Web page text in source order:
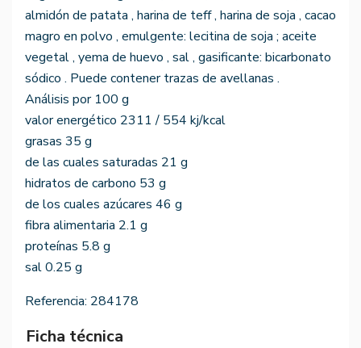
almidón de patata , harina de teff , harina de soja , cacao
magro en polvo , emulgente: lecitina de soja ; aceite
vegetal , yema de huevo , sal , gasificante: bicarbonato
sódico . Puede contener trazas de avellanas .
Análisis por 100 g
valor energético 2311 / 554 kj/kcal
grasas 35 g
de las cuales saturadas 21 g
hidratos de carbono 53 g
de los cuales azúcares 46 g
fibra alimentaria 2.1 g
proteínas 5.8 g
sal 0.25 g
Referencia: 284178
Ficha técnica